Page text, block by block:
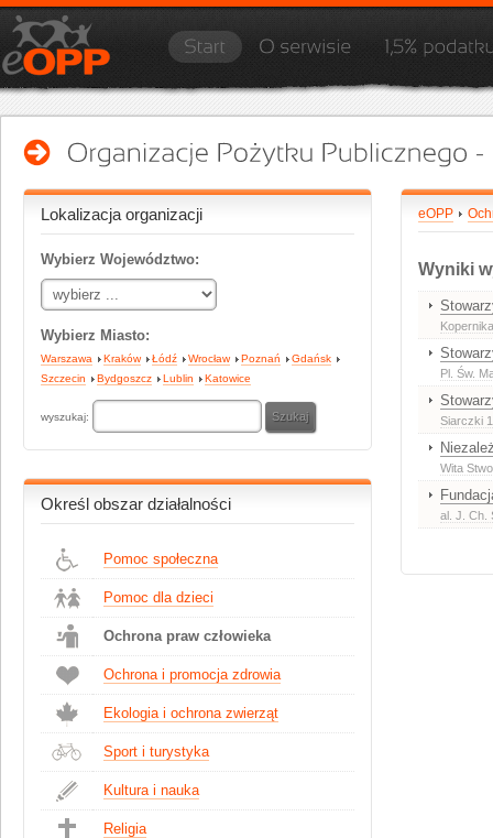
Lokalizacja organizacji
Wybierz Województwo:
Wybierz Miasto:
Warszawa Kraków Łódź Wrocław Poznań
Gdańsk
Szczecin
Bydgoszcz Lublin Katowice
wyszukaj:
Określ obszar działalności
Pomoc społeczna
Pomoc dla dzieci
Ochrona praw człowieka
Ochrona i promocja zdrowia
Ekologia i ochrona zwierząt
Sport i turystyka
Kultura i nauka
Religia
eOPP
Wyniki
Pl. Św.
Siarczki
Wita
al. J. Ch.